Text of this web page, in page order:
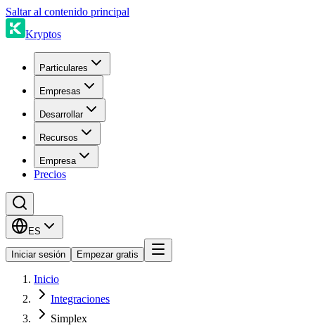
Saltar al contenido principal
Kryptos
Particulares
Empresas
Desarrollar
Recursos
Empresa
Precios
ES
Iniciar sesión Empezar gratis
Inicio
Integraciones
Simplex